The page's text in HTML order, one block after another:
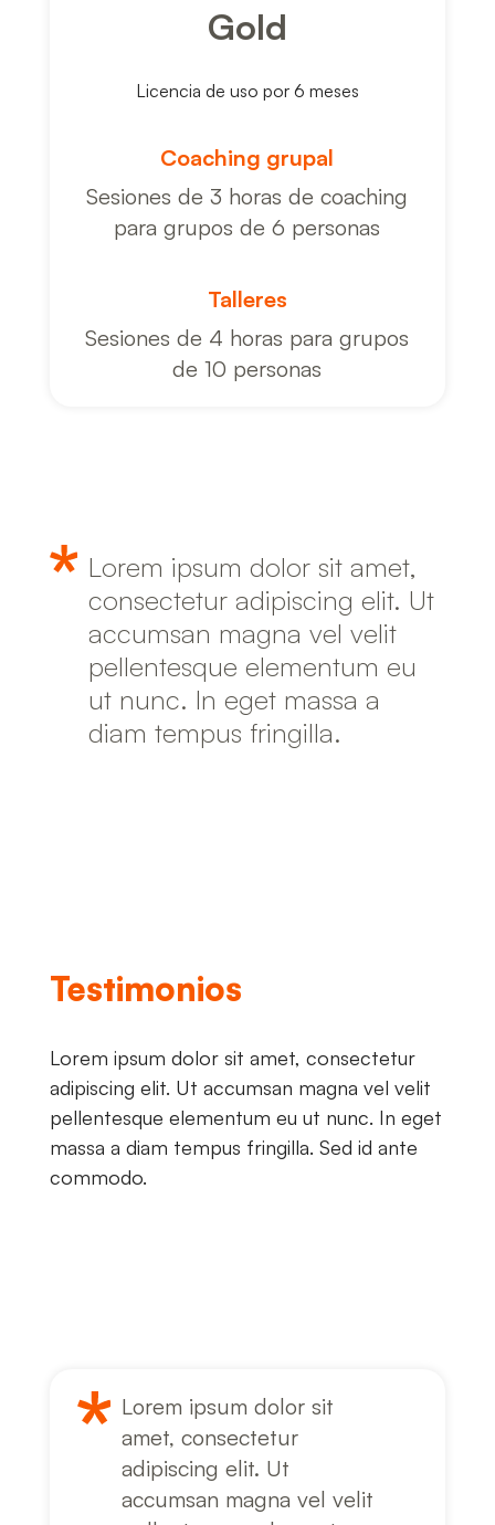
Gold
Licencia de uso por 6 meses
Coaching grupal
Sesiones de 3 horas de coaching
para grupos de 6 personas
Talleres
Sesiones de 4 horas para grupos
de 10 personas
Lorem ipsum dolor sit amet,
consectetur adipiscing elit. Ut
accumsan magna vel velit
pellentesque elementum eu
ut nunc. In eget massa a
diam tempus fringilla.
Testimonios
Lorem ipsum dolor sit amet, consectetur
adipiscing elit. Ut accumsan magna vel velit
pellentesque elementum eu ut nunc. In eget
massa a diam tempus fringilla. Sed id ante
commodo.
Lorem ipsum dolor sit
amet, consectetur
adipiscing elit. Ut
accumsan magna vel velit